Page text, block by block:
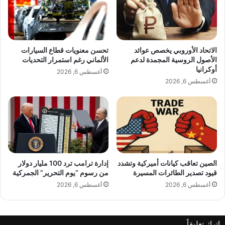
ر
ب
إ
ي
ر
ا
ن
ب
ف
م
أ
ح
د
ا
ا
ج
ل
م
ص
ا
ن
ع
ي
م
ن
ي
ا
الاتحاد الأوروبي يخصص عوائد
الأصول الروسية المجمدة لدعم
أوكرانيا
أغسطس 6, 2026
تحسن معنويات قطاع السيارات
الألماني رغم استمرار التحديات
أغسطس 6, 2026
الصين تعاقب كيانات أميركية وتشدد
قيود تصدير الطائرات المسيرة
أغسطس 6, 2026
إدارة ترامب ترد 100 مليار دولار
من رسوم “يوم التحرير” الجمركية
أغسطس 6, 2026